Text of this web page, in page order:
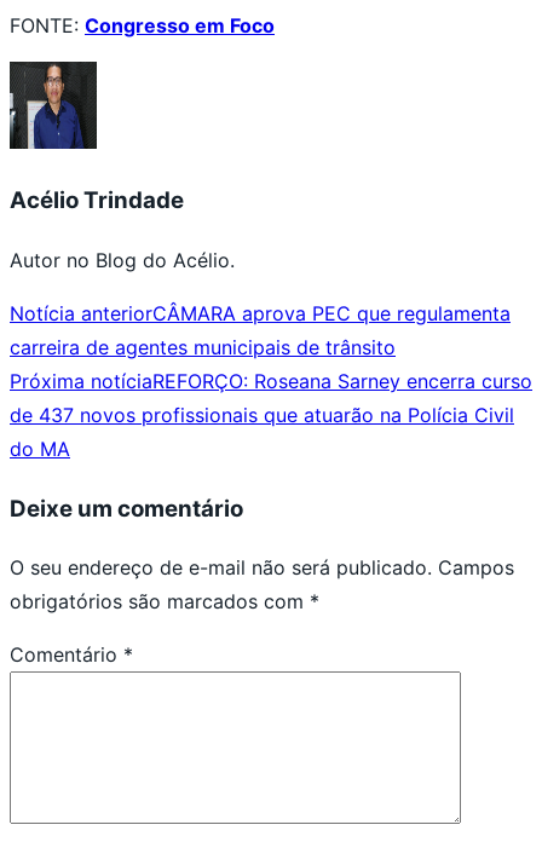
FONTE: Congresso em Foco
Acélio Trindade
Autor no Blog do Acélio.
Notícia anteriorCÂMARA aprova PEC que regulamenta
carreira de agentes municipais de trânsito
Próxima notíciaREFORÇO: Roseana Sarney encerra curso
de 437 novos profissionais que atuarão na Polícia Civil
do MA
Deixe um comentário
O seu endereço de e-mail não será publicado. Campos
obrigatórios são marcados com *
Comentário *